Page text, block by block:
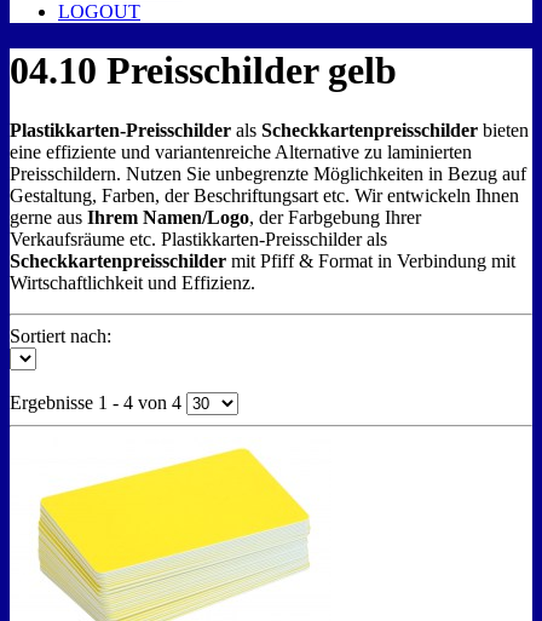
LOGOUT
04.10 Preisschilder gelb
Plastikkarten-Preisschilder als Scheckkartenpreisschilder bieten
eine effiziente und variantenreiche Alternative zu laminierten
Preisschildern. Nutzen Sie unbegrenzte Möglichkeiten in Bezug auf
Gestaltung, Farben, der Beschriftungsart etc. Wir entwickeln Ihnen
gerne aus Ihrem Namen/Logo, der Farbgebung Ihrer
Verkaufsräume etc. Plastikkarten-Preisschilder als
Scheckkartenpreisschilder mit Pfiff & Format in Verbindung mit
Wirtschaftlichkeit und Effizienz.
Sortiert nach:
Ergebnisse 1 - 4 von 4